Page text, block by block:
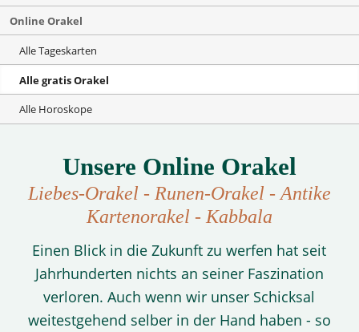
Online Orakel
Alle Tageskarten
Alle gratis Orakel
Alle Horoskope
Unsere Online Orakel
Liebes-Orakel - Runen-Orakel - Antike
Kartenorakel - Kabbala
Einen Blick in die Zukunft zu werfen hat seit
Jahrhunderten nichts an seiner Faszination
verloren. Auch wenn wir unser Schicksal
weitestgehend selber in der Hand haben - so